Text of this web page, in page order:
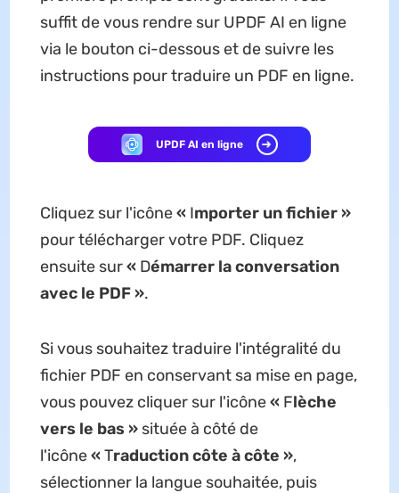
suffit de vous rendre sur UPDF AI en ligne
via le bouton ci-dessous et de suivre les
instructions pour traduire un PDF en ligne.
UPDF AI en ligne
Cliquez sur l'icône« Importer un fichier »
pour télécharger votre PDF. Cliquez
ensuite sur« Démarrer la conversation
avec le PDF ».
Si vous souhaitez traduire l'intégralité du
fichier PDF en conservant sa mise en page,
vous pouvez cliquer sur l'icône« Flèche
vers le bas »située à côté de
l'icône« Traduction côte à côte »,
sélectionner la langue souhaitée, puis